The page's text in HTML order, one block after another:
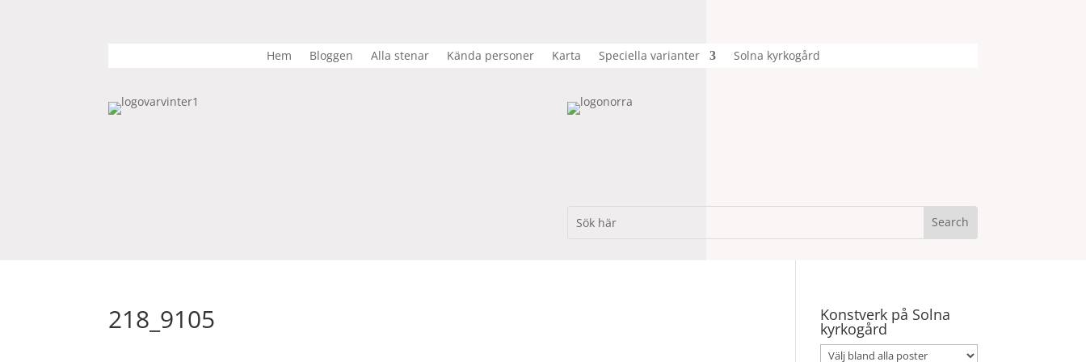
Hem Bloggen Alla stenar Kända personer Karta Speciella varianter Solna kyrkogård
218_9105 Konstverk på Solna
kyrkogård